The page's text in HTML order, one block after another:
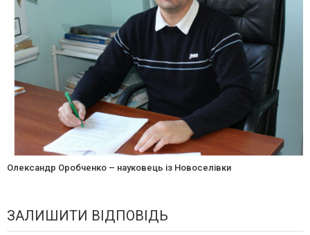
Олександр Оробченко – науковець із Новоселівки
ЗАЛИШИТИ ВІДПОВІДЬ